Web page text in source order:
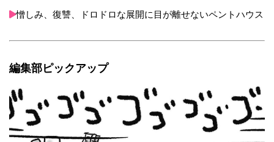
憎しみ、復讐、ドロドロな展開に目が離せないペントハウス
編集部ピックアップ